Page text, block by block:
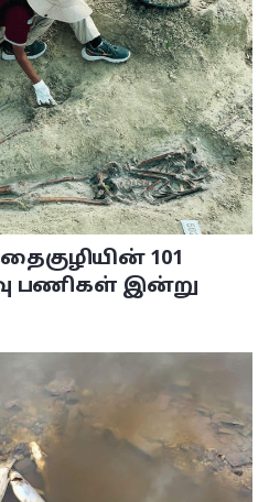
101
பணிகள் இன்று